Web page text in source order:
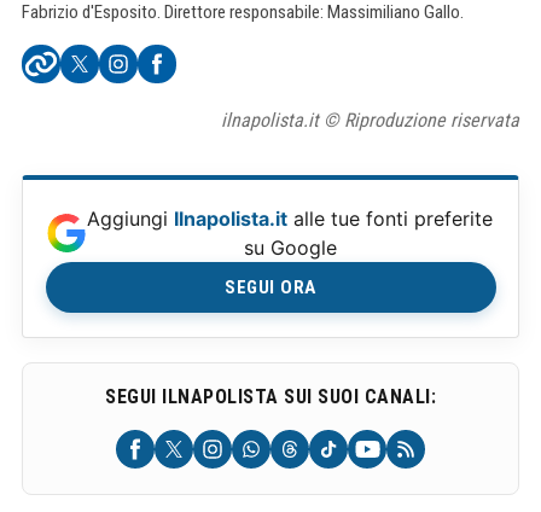
Fabrizio d'Esposito. Direttore responsabile: Massimiliano Gallo.
ilnapolista.it © Riproduzione riservata
Aggiungi Ilnapolista.it alle tue fonti preferite
su Google
SEGUI ORA
SEGUI ILNAPOLISTA SUI SUOI CANALI: